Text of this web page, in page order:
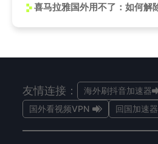
友情连接：
海外刷抖音加速器
国外看视频VPN
回国加速器